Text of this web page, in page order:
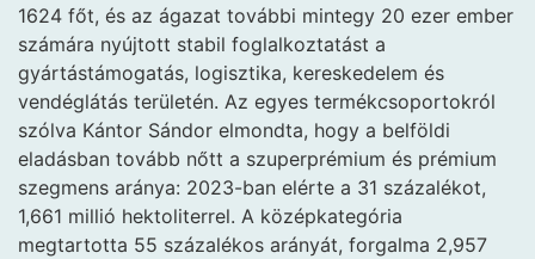
1624 főt, és az ágazat további mintegy 20 ezer ember
számára nyújtott stabil foglalkoztatást a
gyártástámogatás, logisztika, kereskedelem és
vendéglátás területén. Az egyes termékcsoportokról
szólva Kántor Sándor elmondta, hogy a belföldi
eladásban tovább nőtt a szuperprémium és prémium
szegmens aránya: 2023-ban elérte a 31 százalékot,
1,661 millió hektoliterrel. A középkategória
megtartotta 55 százalékos arányát, forgalma 2,957